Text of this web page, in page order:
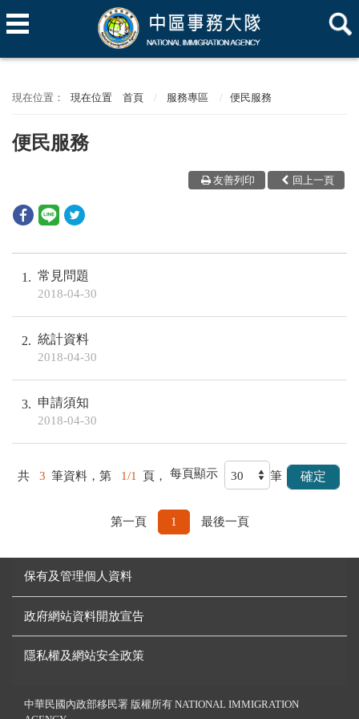
現在位置 首頁 服務專區 便民服務
便民服務
回上一頁
友善列印
1 常見問題
2018-04-30
2 統計資料
2018-04-30
3 申請須知
2018-04-30
共 3 筆資料，第 1/1 頁， 每頁顯示 筆
第一頁 1 最後一頁
保有及管理個人資料
政府網站資料開放宣告
隱私權及網站安全政策
中華民國內政部移民署 版權所有 NATIONAL IMMIGRATION